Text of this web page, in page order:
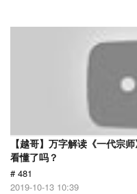
【越哥】万字解读《一代宗
看懂了吗？
# 481
2019-10-13 10:39